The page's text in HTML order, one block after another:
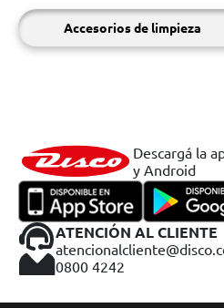
Accesorios de limpieza
Descargá la
y Android
ATENCIÓN AL CLIENTE
0800 4242